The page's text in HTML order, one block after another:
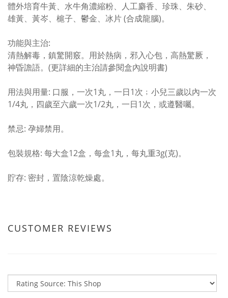
體外培育牛黃、水牛角濃縮粉、人工麝香、珍珠、朱砂、
雄黃、黃岑、槴子、鬱金、冰片 (合成龍腦)。
功能與主治:
清熱解毒，鎮驚開竅。用於熱病，邪入心包，高熱驚厥，
神昏譫語。(更詳細的主治請參閱盒內說明書)
用法與用量: 口服，一次1丸，一日1次﹔小兒三歲以內一次
1/4丸，四歲至六歲一次1/2丸，一日1次，或遵醫囑。
禁忌: 孕婦禁用。
包裝規格: 每大盒12盒，每盒1丸，每丸重3g(克)。
貯存: 密封，置陰涼乾燥處。
CUSTOMER REVIEWS